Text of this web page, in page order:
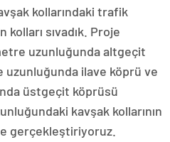
kollarındaki trafik
sıvadık. Proje
uzunluğunda altgeçit
uzunluğunda ilave köprü ve
üstgeçit köprüsü
kavşak kollarının
gerçekleştiriyoruz.